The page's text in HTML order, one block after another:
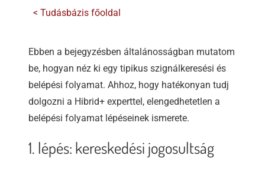
< Tudásbázis főoldal
Ebben a bejegyzésben általánosságban mutatom
be, hogyan néz ki egy tipikus szignálkeresési és
belépési folyamat. Ahhoz, hogy hatékonyan tudj
dolgozni a Hibrid+ experttel, elengedhetetlen a
belépési folyamat lépéseinek ismerete.
1. lépés: kereskedési jogosultság